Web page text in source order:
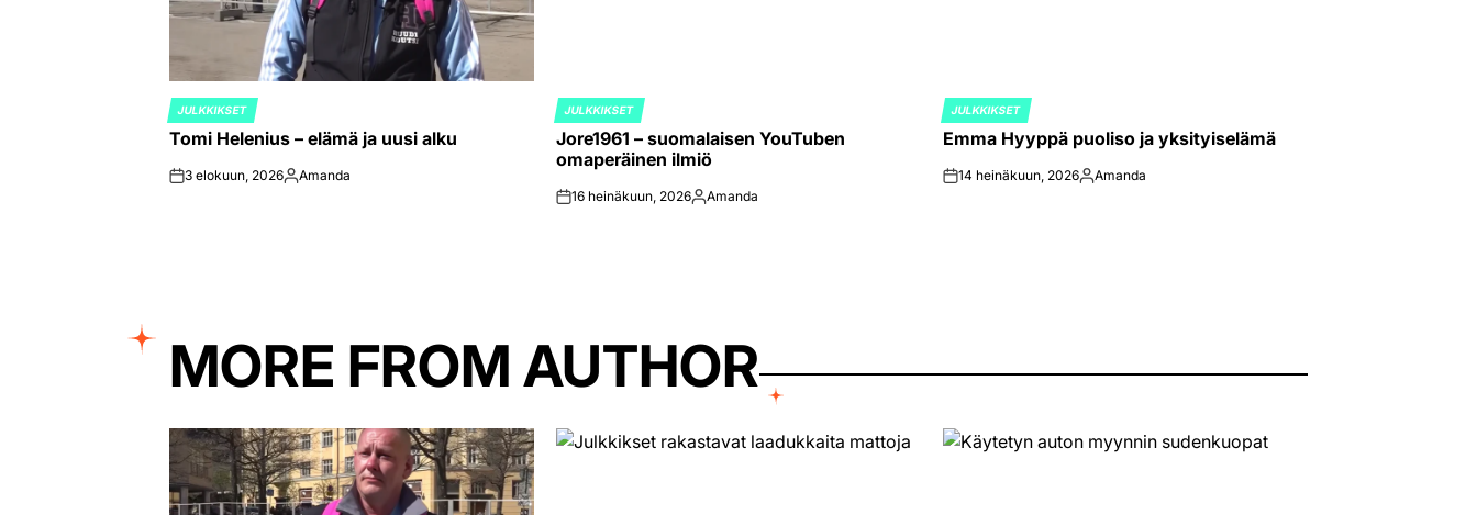
POSTED
IN
JULKKIKSET
Tomi Helenius – elämä ja uusi alku
on3 elokuun, 2026Posted
Amanda
POSTED
IN
JULKKIKSET
Jore1961 – suomalaisen YouTuben
omaperäinen ilmiö
on16 heinäkuun, 2026Posted
Amanda
POSTED
IN
JULKKIKSET
Emma Hyyppä puoliso ja yksityiselämä
on14 heinäkuun, 2026Posted
Amanda
MORE FROM AUTHOR